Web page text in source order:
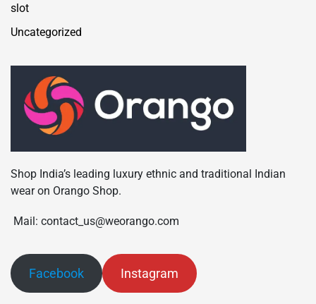
slot
Uncategorized
Shop India’s leading luxury ethnic and traditional Indian
wear on Orango Shop.
Mail: contact_us@weorango.com
Facebook Instagram